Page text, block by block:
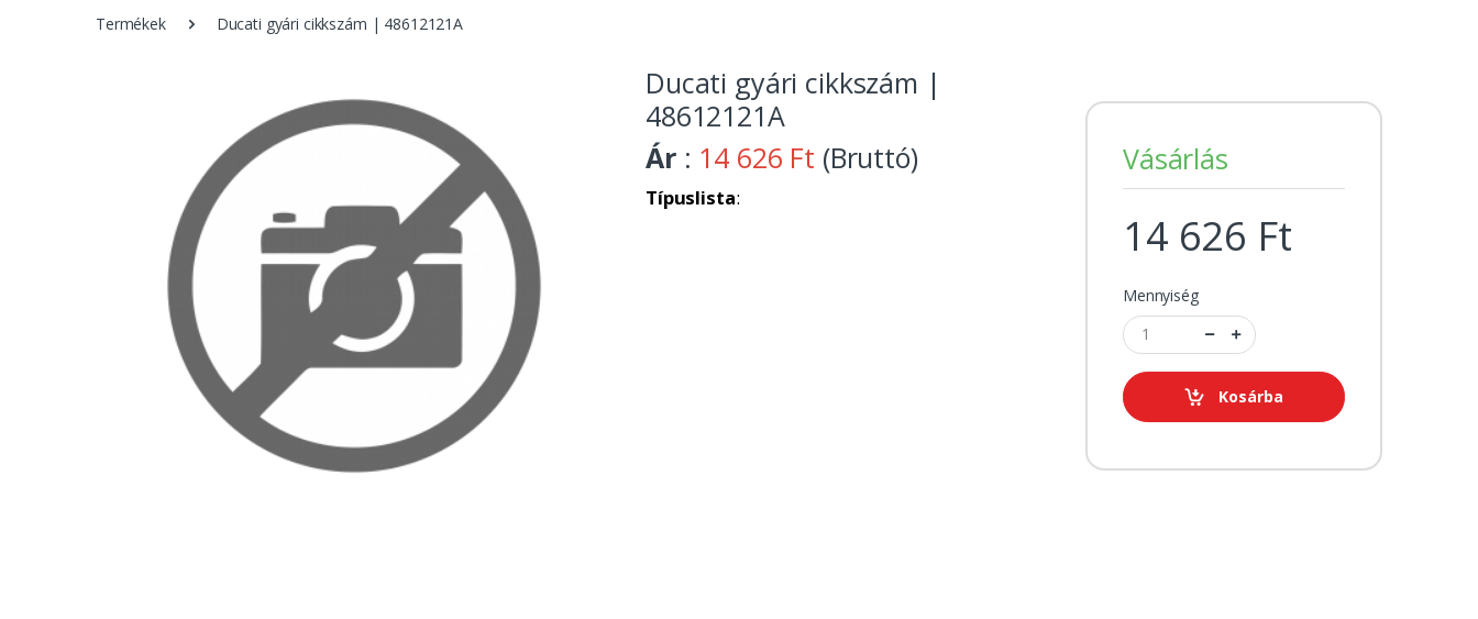
Termékek Ducati gyári cikkszám | 48612121A
Ducati gyári cikkszám |
48612121A
Ár : 14 626 Ft (Bruttó)
Típuslista:
Vásárlás
14 626 Ft
Mennyiség
Kosárba